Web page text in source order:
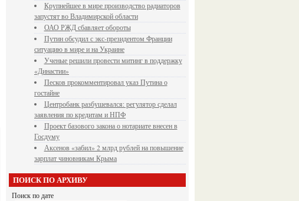
Крупнейшее в мире производство радиаторов
запустят во Владимирской области
ОАО РЖД сбавляет обороты
Путин обсудил с экс-президентом Франции
ситуацию в мире и на Украине
Ученые решили провести митинг в поддержку
«Династии»
Песков прокомментировал указ Путина о
гостайне
Центробанк разбушевался: регулятор сделал
заявления по кредитам и НПФ
Проект базового закона о нотариате внесен в
Госдуму
Аксенов «забил» 2 млрд рублей на повышение
зарплат чиновникам Крыма
ПОИСК ПО АРХИВУ
Поиск по дате